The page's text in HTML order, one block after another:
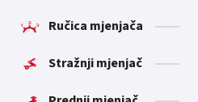
Ručica mjenjača
Stražnji mjenjač